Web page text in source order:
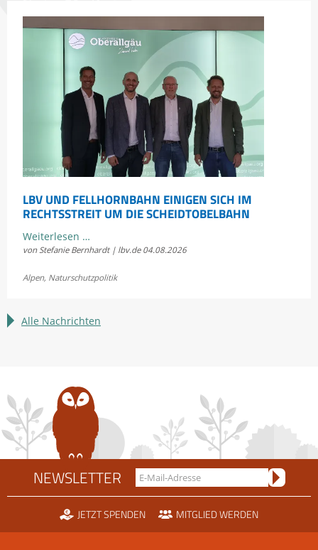
LBV UND FELLHORNBAHN EINIGEN SICH IM
RECHTSSTREIT UM DIE SCHEIDTOBELBAHN
Weiterlesen …LBV
und
einigen
im
Scheidtobelbahn
von Stefanie Bernhardt | lbv.de 04.08.2026
Alpen, Naturschutzpolitik
Alle Nachrichten
NEWSLETTER
JETZT SPENDEN MITGLIED WERDEN